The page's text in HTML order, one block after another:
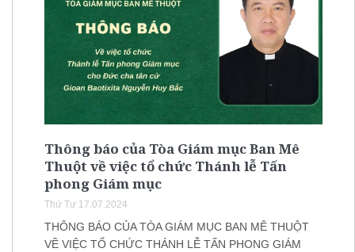
Thông báo của Tòa Giám mục Ban Mê
Thuột về việc tổ chức Thánh lễ Tấn
phong Giám mục
Thứ Tư 17.07.2024
THÔNG BÁO CỦA TÒA GIÁM MỤC BAN MÊ THUỘT
VỀ VIỆC TỔ CHỨC THÁNH LỄ TẤN PHONG GIÁM